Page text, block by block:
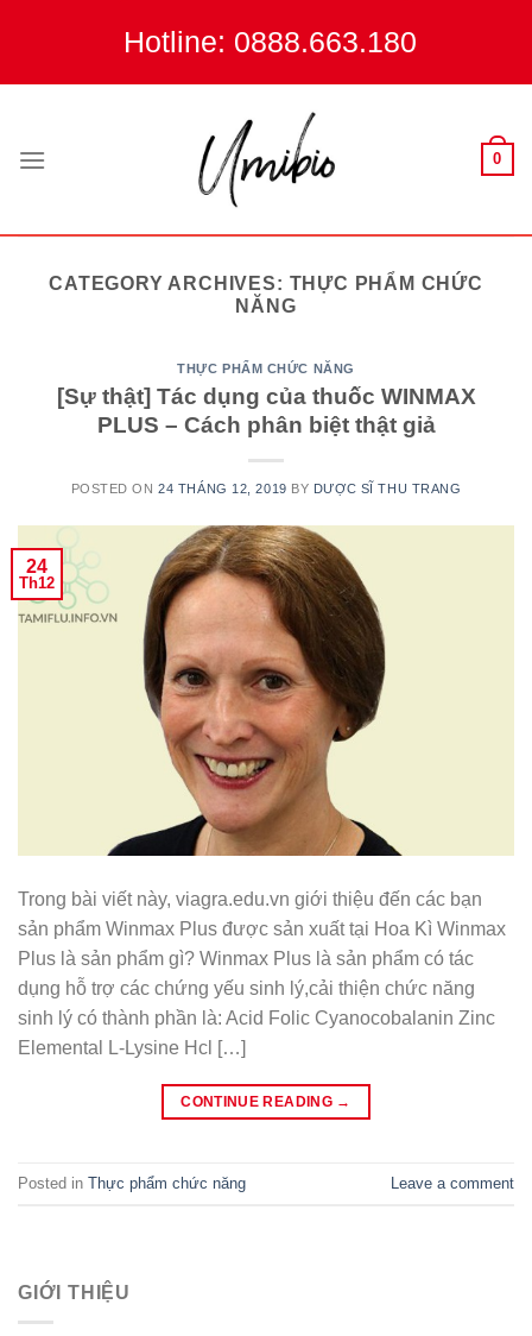
Hotline: 0888.663.180
0
CATEGORY ARCHIVES: THỰC PHẨM CHỨC
NĂNG
THỰC PHẨM CHỨC NĂNG
[Sự thật] Tác dụng của thuốc WINMAX
PLUS – Cách phân biệt thật giả
POSTED ON24 THÁNG 12, 2019 BY DƯỢC SĨ THU TRANG
24
Th12
Trong bài viết này, viagra.edu.vn giới thiệu đến các bạn
sản phẩm Winmax Plus được sản xuất tại Hoa Kì Winmax
Plus là sản phẩm gì? Winmax Plus là sản phẩm có tác
dụng hỗ trợ các chứng yếu sinh lý,cải thiện chức năng
sinh lý có thành phần là: Acid Folic Cyanocobalanin Zinc
Elemental L-Lysine Hcl […]
CONTINUE READING →
Posted in Thực phẩm chức năng Leave a comment
GIỚI THIỆU